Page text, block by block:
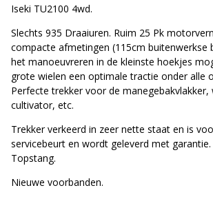
Iseki TU2100 4wd.
Slechts 935 Draaiuren. Ruim 25 Pk
compacte afmetingen (115cm buitenwerkse
het manoeuvreren in de kleinste hoekjes
grote wielen een optimale tractie onder alle
Perfecte trekker voor de
cultivator, etc.
Trekker verkeerd in zeer nette staat en is
servicebeurt en wordt geleverd met
Topstang.
Nieuwe voorbanden.